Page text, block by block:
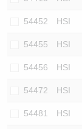
54452 HSI
54455 HSI
54456 HSI
54472 HSI
54481 HSI